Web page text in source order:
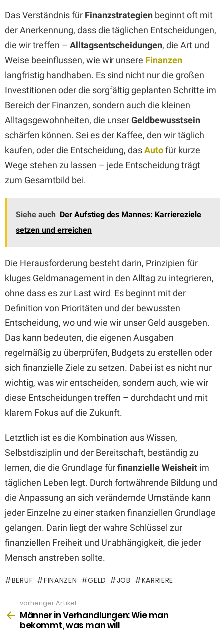
Das Verständnis für Finanzstrategien beginnt oft mit
der Anerkennung, dass die täglichen Entscheidungen,
die wir treffen – Alltagsentscheidungen, die Art und
Weise beeinflussen, wie wir unsere Finanzen
langfristig handhaben. Es sind nicht nur die großen
Investitionen oder die sorgfältig geplanten Schritte im
Bereich der Finanzen, sondern auch die kleinen
Alltagsgewohnheiten, die unserGeldbewusstsein
schärfen können. Sei es der Kaffee, den wir täglich
kaufen, oder die Entscheidung, dasAutofür kurze
Wege stehen zu lassen – jede Entscheidung trägt
zum Gesamtbild bei.
Siehe auch Der Aufstieg des Mannes: Karriereziele
setzen und erreichen
Die Herausforderung besteht darin, Prinzipien für
kluges Geldmanagement in den Alltag zu integrieren,
ohne dass es zur Last wird. Es beginnt mit der
Definition von Prioritäten und der bewussten
Entscheidung, wo und wie wir unser Geld ausgeben.
Das kann bedeuten, die eigenen Ausgaben
regelmäßig zu überprüfen, Budgets zu erstellen oder
sich finanzielle Ziele zu setzen. Dabei ist es nicht nur
wichtig, was wir entscheiden, sondern auch, wie wir
diese Entscheidungen treffen – durchdacht und mit
klarem Fokus auf die Zukunft.
Letztlich ist es die Kombination aus Wissen,
Selbstdisziplin und der Bereitschaft, beständig zu
lernen, die die Grundlage fürfinanzielle Weisheit im
täglichen Leben legt. Durch fortwährende Bildung und
die Anpassung an sich verändernde Umstände kann
jeder Einzelne zu einer starken finanziellen Grundlage
gelangen. Darin liegt der wahre Schlüssel zur
finanziellen Freiheit und Unabhängigkeit, die jeder
Mensch anstreben sollte.
BERUF FINANZEN GELD JOB KARRIERE
more
vorheriger Artikel
Männer in Verhandlungen: Wie man
bekommt, was man will